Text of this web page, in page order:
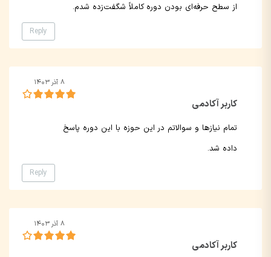
Reply
از سطح حرفه‌ای بودن دوره کاملاً شگفت‌زده شدم.
کاربر آکادمی
۸ آذر ۱۴۰۳
Reply
تمام نیازها و سوالاتم در این حوزه با این دوره پاسخ
داده شد.
کاربر آکادمی
۸ آذر ۱۴۰۳